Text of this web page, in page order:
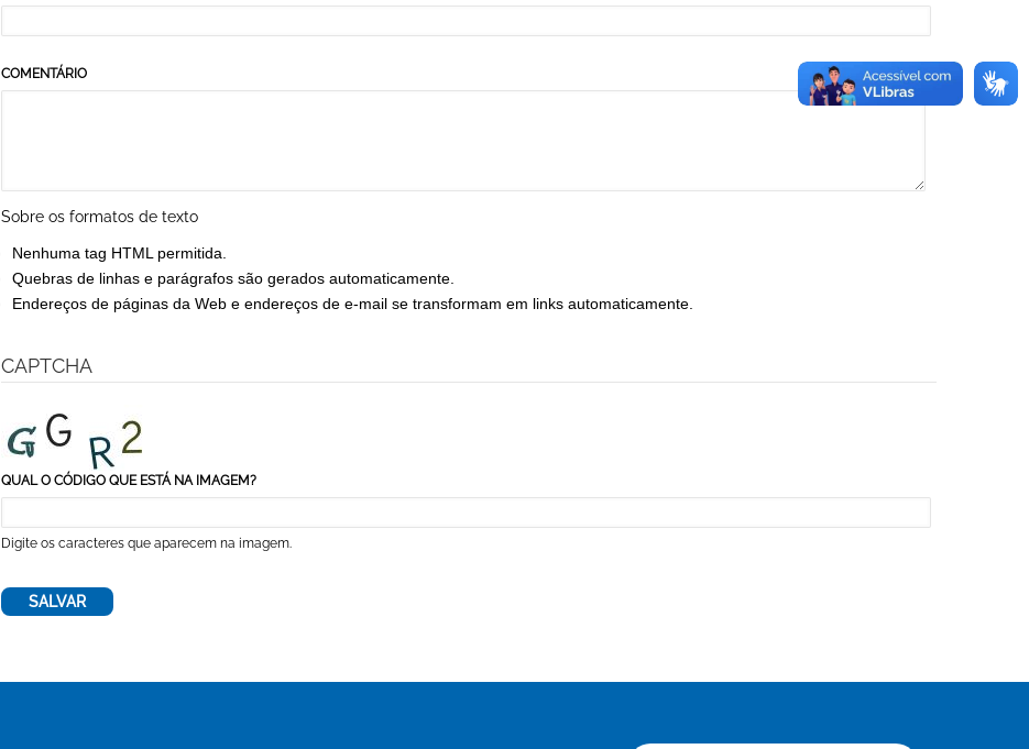
COMENTÁRIO
Sobre os formatos de texto
Nenhuma tag HTML permitida.
Quebras de linhas e parágrafos são gerados automaticamente.
Endereços de páginas da Web e endereços de e-mail se transformam em links automaticamente.
CAPTCHA
QUAL O CÓDIGO QUE ESTÁ NA IMAGEM?
Digite os caracteres que aparecem na imagem.